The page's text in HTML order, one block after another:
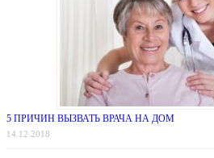
5 ПРИЧИН ВЫЗВАТЬ ВРАЧА НА ДОМ
14.12.2018